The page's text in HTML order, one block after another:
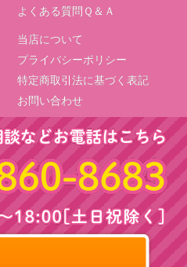
よくある質問Ｑ＆Ａ
当店について
プライバシーポリシー
特定商取引法に基づく表記
お問い合わせ